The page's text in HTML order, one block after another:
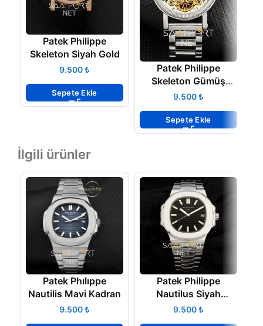
Patek Philippe
Skeleton Siyah Gold
₺
Sepete Ekle
Patek Philippe
Skeleton Gümüş
Kasa₺
Sepete Ekle
İlgili ürünler
Patek Phılıppe
Nautilis Mavi Kadran
₺
Patek Philippe
Nautilus Siyah
Kadran
₺